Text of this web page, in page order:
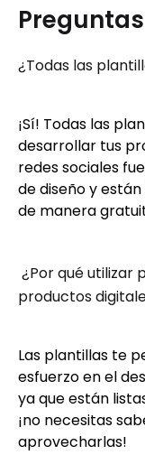
¿Todas las
¡Sí! Todas las
desarrollar tus
redes sociales
de diseño y están
de manera
¿Por qué utilizar
productos
Las plantillas te
esfuerzo en el
ya que están
¡no necesitas
aprovecharlas!